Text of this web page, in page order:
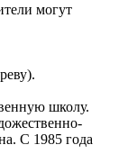
могут
школу.
С 1985 года